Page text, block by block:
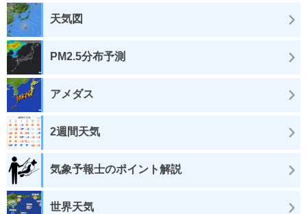
天気図
PM2.5分布予測
アメダス
2週間天気
気象予報士のポイント解説
世界天気